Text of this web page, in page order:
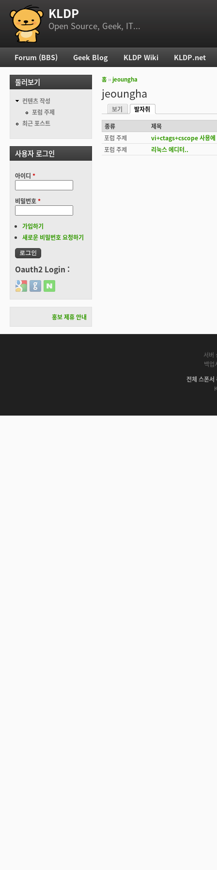
부 메뉴 KLDP
Open Source, Geek, IT...
현재 위치
홈 ›› jeoungha
jeoungha
기본탭
보기
발자취
(활성탭)
종류
제목
포럼 주제
vi+ctags+cscope 사용에
포럼 주제
리눅스 에디터..
주 메뉴
Forum (BBS) Geek Blog KLDP Wiki KLDP.net
둘러보기
컨텐츠 작성
포럼 주제
최근 포스트
사용자 로그인
아이디 *
비밀번호*
가입하기
새로운 비밀번호 요청하기
Oauth2 Login :
Login with Google
Login with GitHub
Login with Naver
홍보 제휴 안내
서버
백업
전체 스폰서